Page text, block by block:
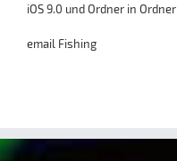
iOS 9.0 und Ordner in Ordner
email Fishing